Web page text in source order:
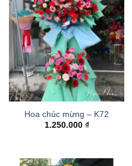
Hoa chúc mừng – K72
1.250.000 ₫